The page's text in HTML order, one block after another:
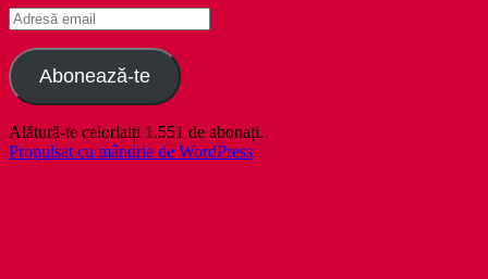
Adresă
email
Abonează-te
Alătură-te celorlalți 1.551 de abonați.
Propulsat cu mândrie de WordPress